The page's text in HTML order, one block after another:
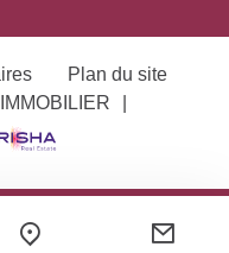
Plan du site